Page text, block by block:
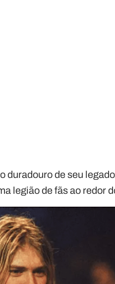
duradouro de seu
legião de fãs ao redor